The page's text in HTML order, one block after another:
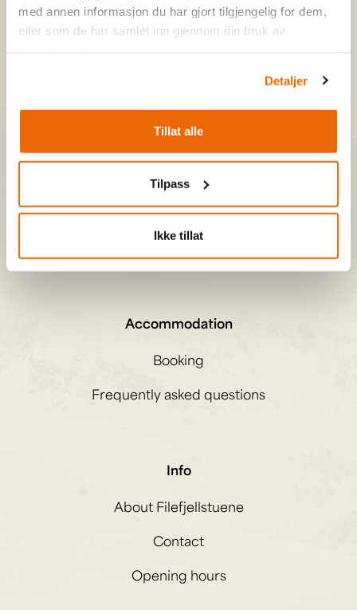
med annen informasjon du har gjort tilgjengelig for dem,
eller som de har samlet inn gjennom din bruk av
Detaljer
Tillat alle
Tilpass
Ikke tillat
Breakfast
The Mountain Pub
Accommodation
Booking
Frequently asked questions
Info
About Filefjellstuene
Contact
Opening hours